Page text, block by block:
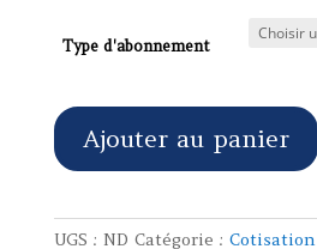
Type d'abonnement
quantité
Membre
Ajouter au panier
UGS : ND Catégorie : Cotisation